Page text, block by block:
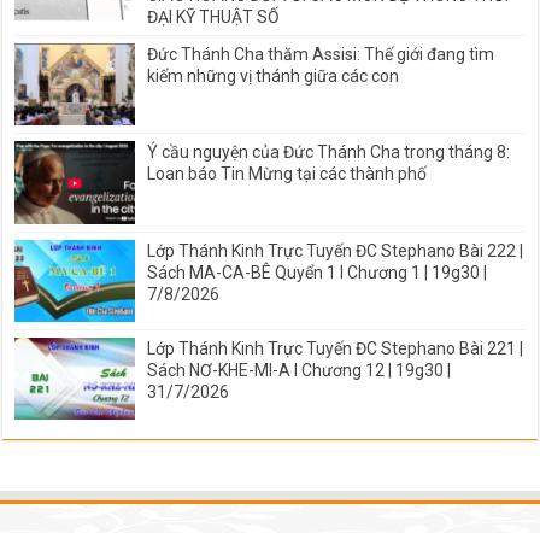
ĐẠI KỸ THUẬT SỐ
Đức Thánh Cha thăm Assisi: Thế giới đang tìm
kiếm những vị thánh giữa các con
Ý cầu nguyện của Đức Thánh Cha trong tháng 8:
Loan báo Tin Mừng tại các thành phố
Lớp Thánh Kinh Trực Tuyến ĐC Stephano Bài 222 |
Sách MA-CA-BÊ Quyển 1 I Chương 1 | 19g30 |
7/8/2026
Lớp Thánh Kinh Trực Tuyến ĐC Stephano Bài 221 |
Sách NƠ-KHE-MI-A I Chương 12 | 19g30 |
31/7/2026